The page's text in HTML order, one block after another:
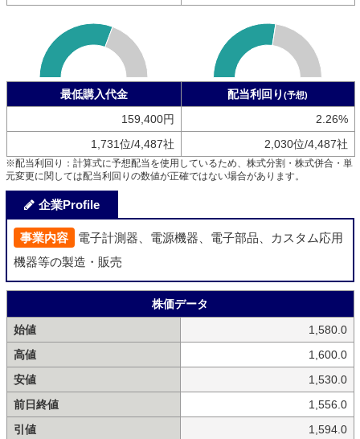
最低購入代金 配当利回り (予想)
159,400円
2.26%
1,731位/4,487社
2,030位/4,487社
※配当利回り：計算式に予想配当を使用しているため、株式分割・株式併合・単
元変更に関しては配当利回りの数値が正確ではない場合があります。
企業Profile
事業内容
電子計測器、電源機器、電子部品、カスタム応用
機器等の製造・販売
株価データ
始値
1,580.0
高値
1,600.0
安値
1,530.0
前日終値
1,556.0
引値
1,594.0